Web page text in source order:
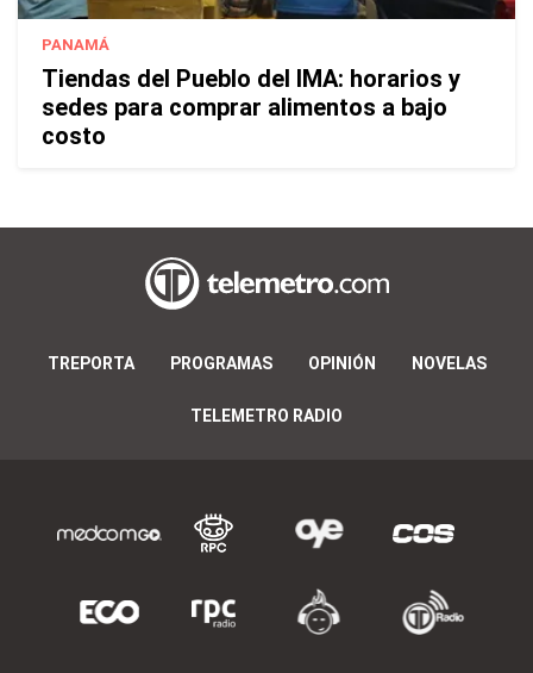
PANAMÁ
Tiendas del Pueblo del IMA: horarios y
sedes para comprar alimentos a bajo
costo
TREPORTA PROGRAMAS OPINIÓN NOVELAS
TELEMETRO RADIO